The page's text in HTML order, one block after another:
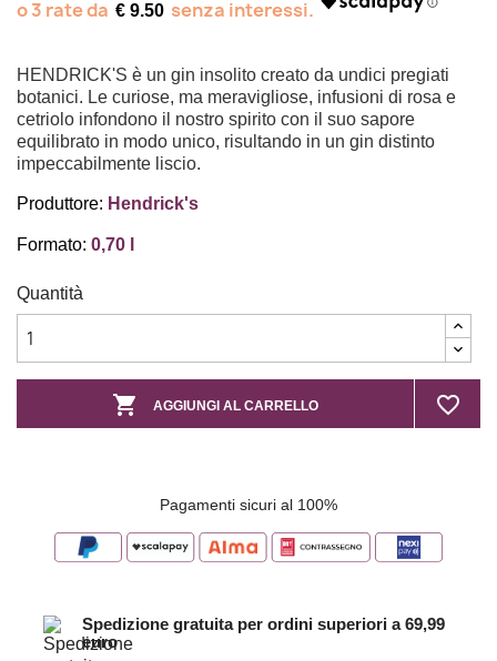
€ 9.50
HENDRICK'S è un gin insolito creato da undici pregiati
botanici. Le curiose, ma meravigliose, infusioni di rosa e
cetriolo infondono il nostro spirito con il suo sapore
equilibrato in modo unico, risultando in un gin distinto
impeccabilmente liscio.
Produttore: Hendrick's
Formato: 0,70 l
Quantità
 AGGIUNGI AL CARRELLO favorite_border
Pagamenti sicuri al 100%
Spedizione gratuita per ordini superiori a 69,99
euro